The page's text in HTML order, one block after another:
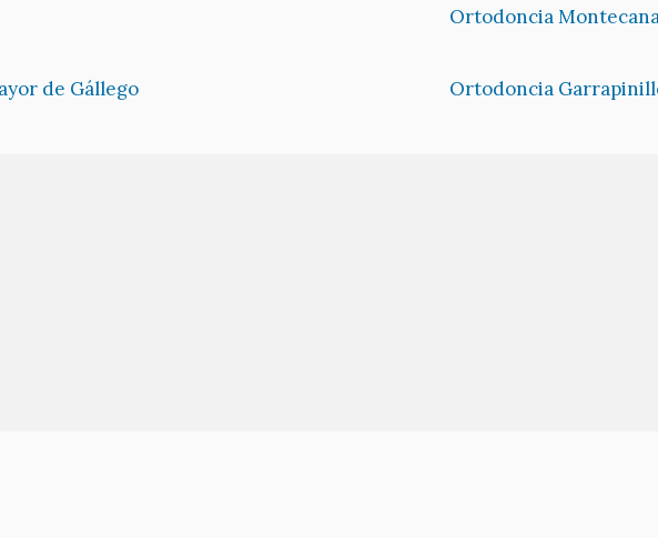
Ortodoncia
de Gállego Ortodoncia